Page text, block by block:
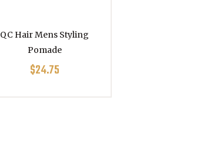
QC Hair Mens Styling
Pomade
$24.75